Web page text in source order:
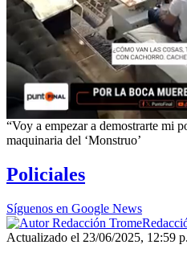
“Voy a empezar a demostrarte mi
maquinaria del ‘Monstruo’
Policiales
Síguenos en Google News
Actualizado el 23/06/2025, 12:59